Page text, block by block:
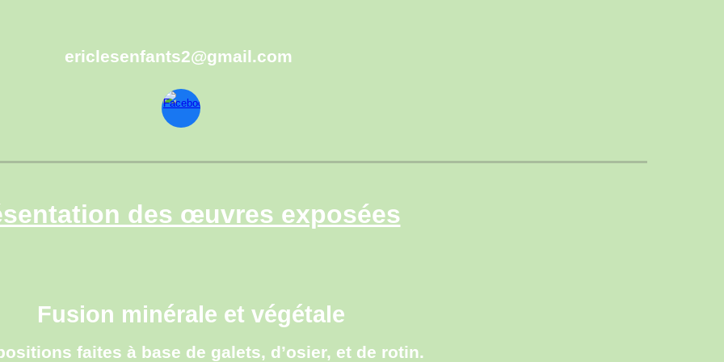
ericlesenfants2@gmail.com
des œuvres exposées
Fusion minérale et végétale
faites à base de galets, d’osier, et de rotin.